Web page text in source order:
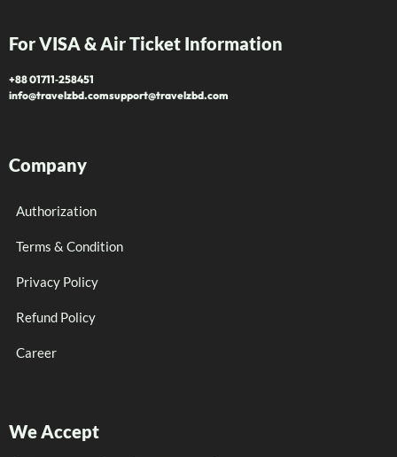
For VISA & Air Ticket Information
+88 01711‑258451
info@travelzbd.comsupport@travelzbd.com
Company
Authorization
Terms & Condition
Privacy Policy
Refund Policy
Career
We Accept